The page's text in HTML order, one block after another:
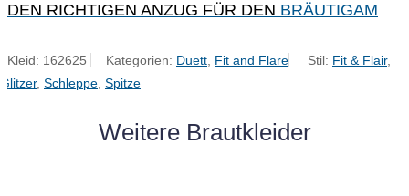
DEN RICHTIGEN ANZUG FÜR DEN BRÄUTIGAM
Kleid: 162625 Kategorien: Duett Fit and Flare Stil: Fit & Flair,
Glitzer, Schleppe Spitze
Weitere Brautkleider